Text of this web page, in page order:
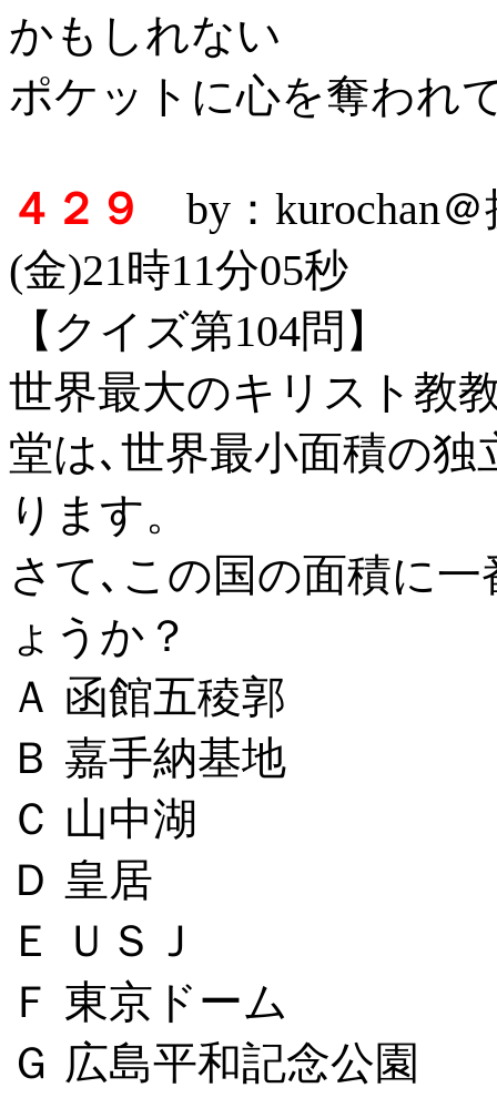
かもしれない
ポケットに心を奪われ
４２９
by：kurochan
(金)21時11分05秒
【クイズ第104問】
世界最大のキリスト教
堂は､世界最小面積の
ります。
さて､この国の面積に
ょうか？
Ａ 函館五稜郭
Ｂ 嘉手納基地
Ｃ 山中湖
Ｄ 皇居
Ｅ ＵＳＪ
Ｆ 東京ドーム
Ｇ 広島平和記念公園